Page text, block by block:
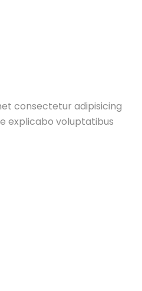
consectetur adipisicing
explicabo voluptatibus